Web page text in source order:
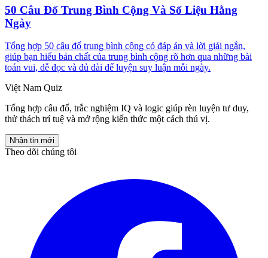
50 Câu Đố Trung Bình Cộng Và Số Liệu Hằng
Ngày
Tổng hợp 50 câu đố trung bình cộng có đáp án và lời giải ngắn,
giúp bạn hiểu bản chất của trung bình cộng rõ hơn qua những bài
toán vui, dễ đọc và đủ dài để luyện suy luận mỗi ngày.
Việt Nam Quiz
Tổng hợp câu đố, trắc nghiệm IQ và logic giúp rèn luyện tư duy,
thử thách trí tuệ và mở rộng kiến thức một cách thú vị.
Nhận tin mới
Theo dõi chúng tôi